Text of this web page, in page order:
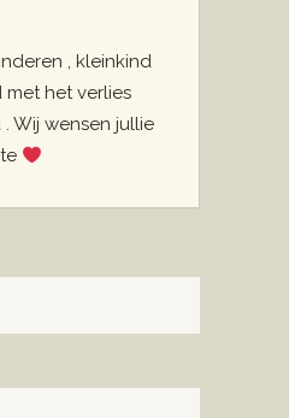
, kleinkind
het verlies
Wij wensen jullie